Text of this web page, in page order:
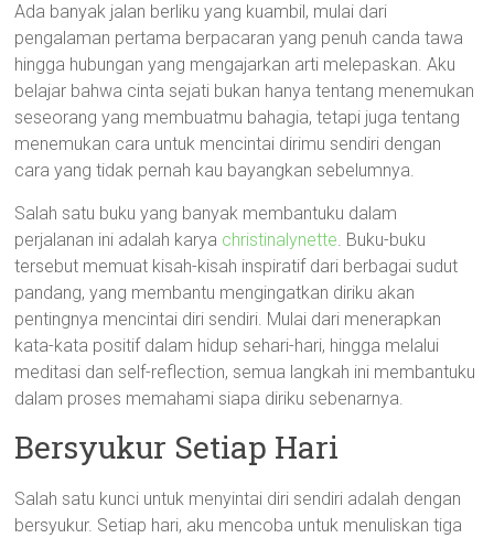
Ada banyak jalan berliku yang kuambil, mulai dari
pengalaman pertama berpacaran yang penuh canda tawa
hingga hubungan yang mengajarkan arti melepaskan. Aku
belajar bahwa cinta sejati bukan hanya tentang menemukan
seseorang yang membuatmu bahagia, tetapi juga tentang
menemukan cara untuk mencintai dirimu sendiri dengan
cara yang tidak pernah kau bayangkan sebelumnya.
Salah satu buku yang banyak membantuku dalam
perjalanan ini adalah karya christinalynette. Buku-buku
tersebut memuat kisah-kisah inspiratif dari berbagai sudut
pandang, yang membantu mengingatkan diriku akan
pentingnya mencintai diri sendiri. Mulai dari menerapkan
kata-kata positif dalam hidup sehari-hari, hingga melalui
meditasi dan self-reflection, semua langkah ini membantuku
dalam proses memahami siapa diriku sebenarnya.
Bersyukur Setiap Hari
Salah satu kunci untuk menyintai diri sendiri adalah dengan
bersyukur. Setiap hari, aku mencoba untuk menuliskan tiga